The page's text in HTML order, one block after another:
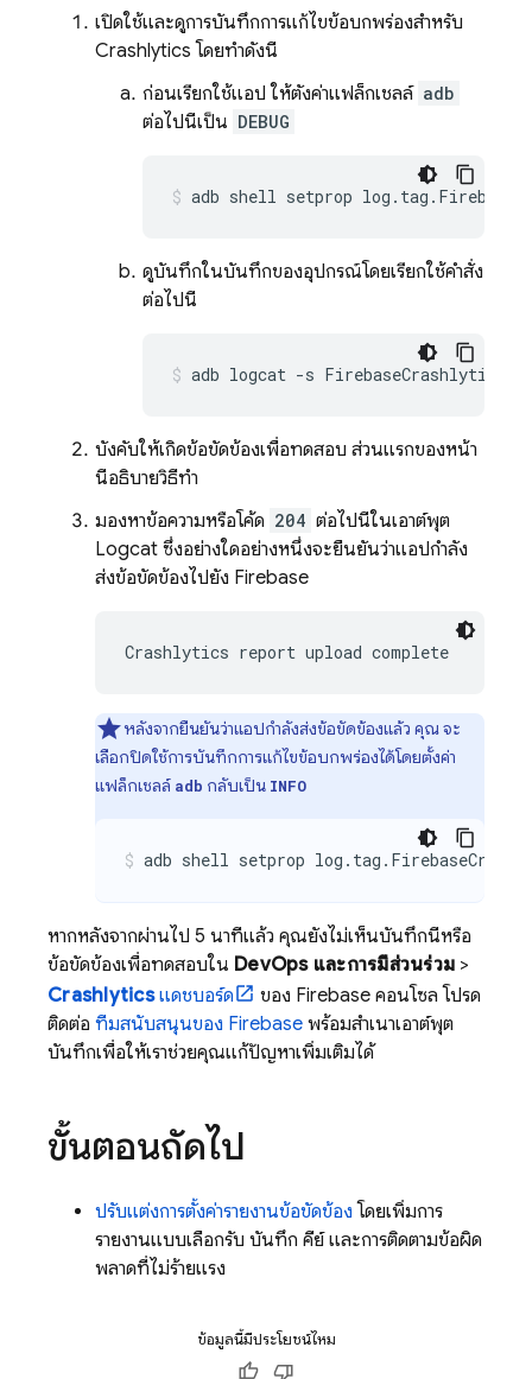
เปิดใช้และดูการบันทึกการแก้ไขข้อบกพร่องสำหรับ
Crashlytics โดยทำดังนี้
ก่อนเรียกใช้แอป ให้ตั้งค่าแฟล็กเชลล์ adb
ต่อไปนี้เป็น DEBUG
adb shell setprop
ดูบันทึกในบันทึกของอุปกรณ์โดยเรียกใช้คำสั่ง
ต่อไปนี้
adb logcat -s FirebaseCrashlytics
บังคับให้เกิดข้อขัดข้องเพื่อทดสอบ ส่วนแรกของหน้า
นี้อธิบายวิธีทำ
มองหาข้อความหรือโค้ด 204 ต่อไปนี้ในเอาต์พุต
Logcat ซึ่งอย่างใดอย่างหนึ่งจะยืนยันว่าแอปกำลัง
ส่งข้อขัดข้องไปยัง Firebase
Crashlytics report upload complete
หลังจากยืนยันว่าแอปกำลังส่งข้อขัดข้องแล้ว คุณ จะ
เลือกปิดใช้การบันทึกการแก้ไขข้อบกพร่องได้โดยตั้งค่า
แฟล็กเชลล์ adb กลับเป็น INFO
adb shell setprop
หากหลังจากผ่านไป 5 นาทีแล้ว คุณยังไม่เห็นบันทึกนี้หรือ
ข้อขัดข้องเพื่อทดสอบใน DevOps และการมีส่วนร่วม >
Crashlyticsแดชบอร์ด ของ Firebaseคอนโซล โปรด
ติดต่อ ทีมสนับสนุนของ Firebase พร้อมสำเนาเอาต์พุต
บันทึกเพื่อให้เราช่วยคุณแก้ปัญหาเพิ่มเติมได้
ขั้นตอนถัดไป
ปรับแต่งการตั้งค่ารายงานข้อขัดข้อง โดยเพิ่มการ
รายงานแบบเลือกรับ บันทึก คีย์ และการติดตามข้อผิด
พลาดที่ไม่ร้ายแรง
ข้อมูลนี้มีประโยชน์ไหม